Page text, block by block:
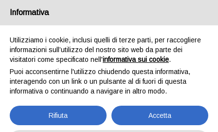
COFFESERVICELR
Informativa
Utilizziamo i cookie, inclusi quelli di terze parti, per raccogliere
informazioni sull’utilizzo del nostro sito web da parte dei
visitatori come specificato nell'informativa sui cookie.
Puoi acconsentirne l'utilizzo chiudendo questa informativa,
interagendo con un link o un pulsante al di fuori di questa
informativa o continuando a navigare in altro modo.
Rifiuta Accetta